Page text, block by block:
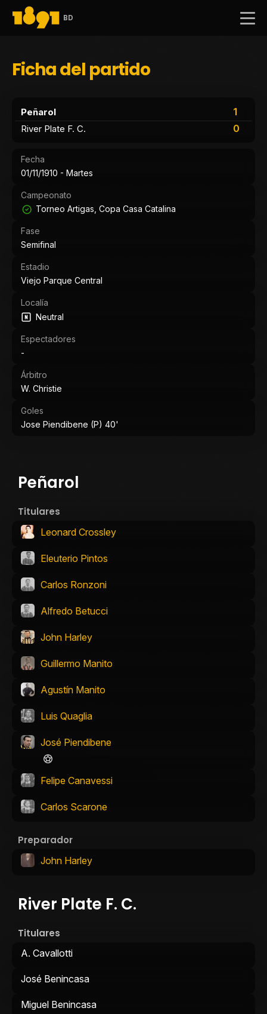
BD
Ficha del partido
Peñarol
1
0
River Plate F. C.
Fecha
01/11/1910 - Martes
Campeonato
Torneo Artigas, Copa Casa Catalina
Fase
Semifinal
Estadio
Viejo Parque Central
Localía
Neutral
Espectadores
-
Árbitro
W. Christie
Goles
Jose Piendibene (P) 40'
Peñarol
Titulares
Leonard Crossley
Eleuterio Pintos
Carlos Ronzoni
Alfredo Betucci
John Harley
Guillermo Manito
Agustín Manito
Luis Quaglia
José Piendibene
Felipe Canavessi
Carlos Scarone
Preparador
John Harley
River Plate F. C.
Titulares
A. Cavallotti
José Benincasa
Miguel Benincasa